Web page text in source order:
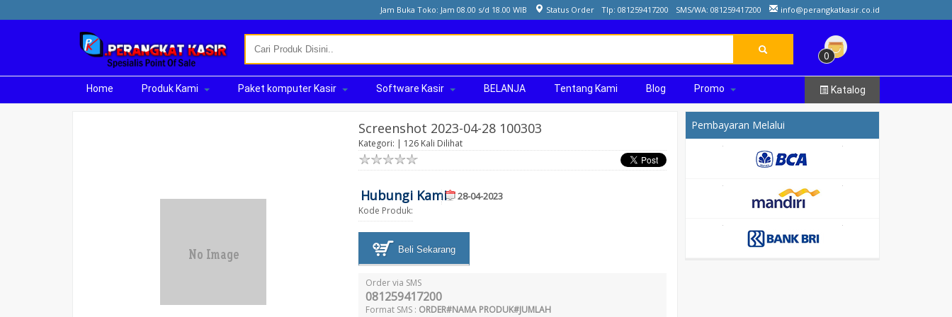
Jam Buka Toko: Jam 08.00 s/d 18.00 WIB Status Order Tlp: 081259417200 SMS/WA: 081259417200 info@perangkatkasir.co.id
0
Home Produk Kami Paket komputer Kasir Software Kasir BELANJA Tentang Kami Blog Promo Katalog
Screenshot 2023-04-28 100303
Kategori: | 126 Kali Dilihat
Hubungi Kami
Kode Produk:
28-04-2023
Beli Sekarang
Order via SMS
081259417200
Format SMS : ORDER#NAMA PRODUK#JUMLAH
Pembayaran Melalui